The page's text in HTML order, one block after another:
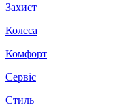
Захист
Колеса
Комфорт
Сервіс
Стиль